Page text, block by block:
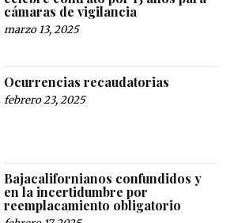
cámaras de vigilancia
marzo 13, 2025
Ocurrencias recaudatorias
febrero 23, 2025
Bajacalifornianos confundidos y
en la incertidumbre por
reemplacamiento obligatorio